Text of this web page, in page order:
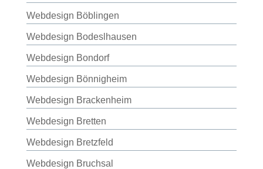
Webdesign Böblingen
Webdesign Bodeslhausen
Webdesign Bondorf
Webdesign Bönnigheim
Webdesign Brackenheim
Webdesign Bretten
Webdesign Bretzfeld
Webdesign Bruchsal